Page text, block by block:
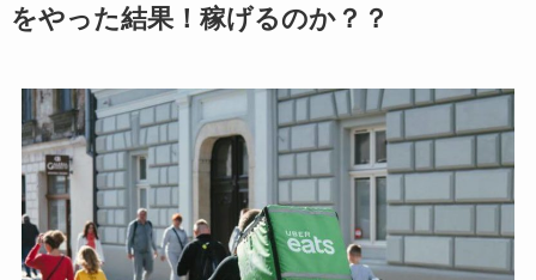
をやった結果！稼げるのか？？